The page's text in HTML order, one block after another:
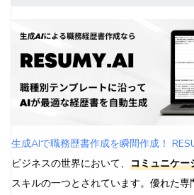
生成AIで職務歴書作成を瞬間作成！
ビジネスの世界において、 コミュニケー
スキルの一つとされています。優れた